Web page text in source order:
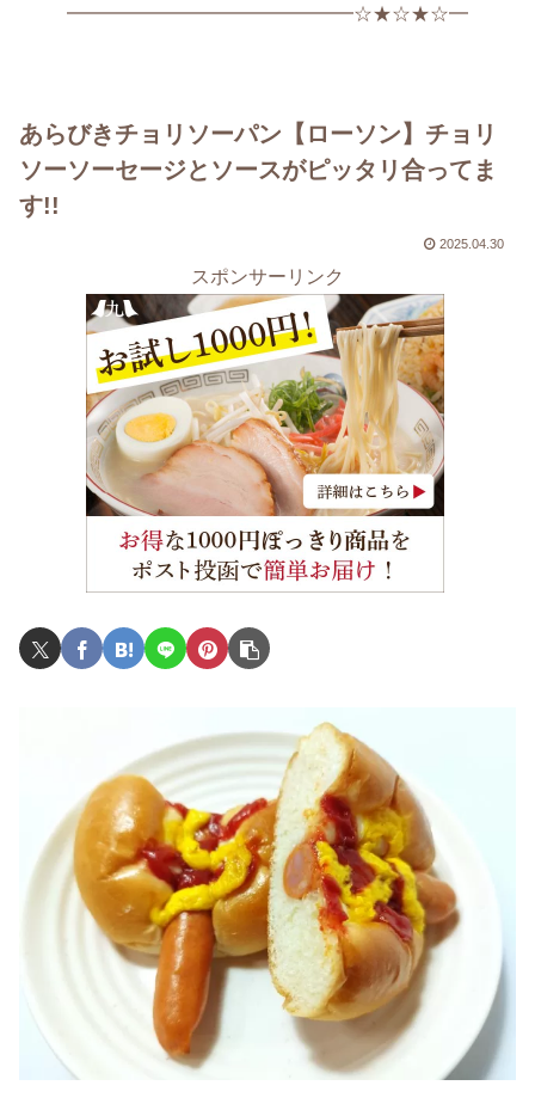
━━━━━━━━━━━━━━━☆★☆★☆━
あらびきチョリソーパン【ローソン】チョリ
ソーソーセージとソースがピッタリ合ってま
す!!
2025.04.30
スポンサーリンク